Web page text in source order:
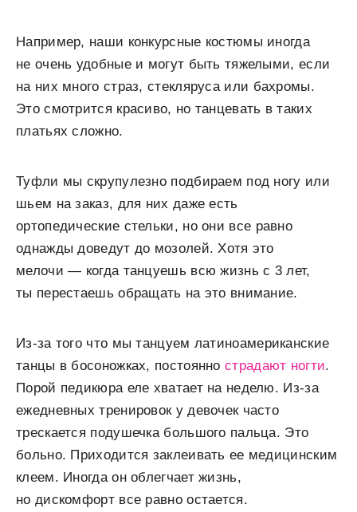
Например, наши конкурсные костюмы иногда
не очень удобные и могут быть тяжелыми, если
на них много страз, стекляруса или бахромы.
Это смотрится красиво, но танцевать в таких
платьях сложно.
Туфли мы скрупулезно подбираем под ногу или
шьем на заказ, для них даже есть
ортопедические стельки, но они все равно
однажды доведут до мозолей. Хотя это
мелочи — когда танцуешь всю жизнь с 3 лет,
ты перестаешь обращать на это внимание.
Из-за того что мы танцуем латиноамериканские
танцы в босоножках, постояннострадают ногти.
Порой педикюра еле хватает на неделю. Из-за
ежедневных тренировок у девочек часто
трескается подушечка большого пальца. Это
больно. Приходится заклеивать ее медицинским
клеем. Иногда он облегчает жизнь,
но дискомфорт все равно остается.